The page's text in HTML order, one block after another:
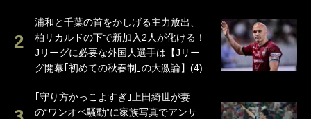
浦和と千葉の首をかしげる主力放出、
柏リカルドの下で新加入2人が化ける！
Jリーグに必要な外国人選手は【Jリー
グ開幕｢初めての秋春制｣の大激論】(4)
｢守り方かっこよすぎ｣上田綺世が妻
の“ワンオペ騒動”に家族写真でアンサ